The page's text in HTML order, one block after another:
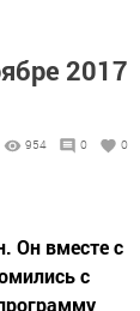
2017
954 0 0
Он вместе с
с